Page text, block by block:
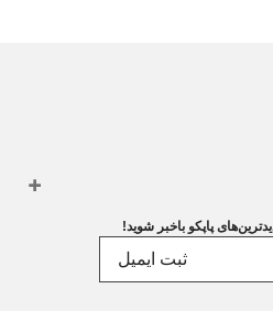
پاپکو باخبر شوید!
ثبت ایمیل